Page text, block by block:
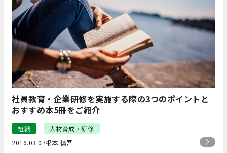
社員教育・企業研修を実施する際の3つのポイントと
おすすめ本5冊をご紹介
組織
人材育成・研修
2016.03.07根本 慎吾